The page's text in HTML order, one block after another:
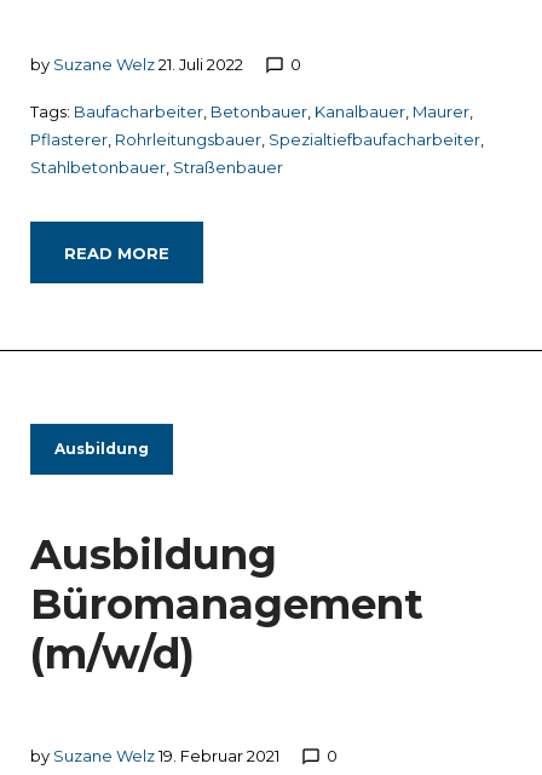
by Suzane Welz21. Juli 2022 chat_bubble_outline 0
Tags: Baufacharbeiter Betonbauer Kanalbauer Maurer
Pflasterer Rohrleitungsbauer Spezialtiefbaufacharbeiter
Stahlbetonbauer Straßenbauer
READ MORE
Ausbildung
Ausbildung
Büromanagement
(m/w/d)
by Suzane Welz19. Februar 2021 chat_bubble_outline 0